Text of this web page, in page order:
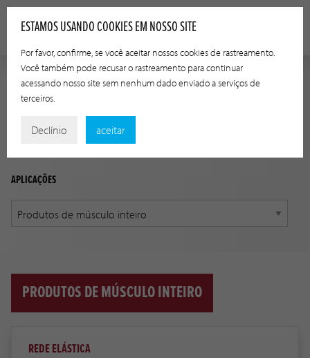
GUIA DE APLICAÇÃO
Encontre o produto correto para sua aplicação, usando as
APLICAÇÕES
PRODUTOS DE MÚSCULO INTEIRO
REDE ELÁSTICA
ESTAMOS USANDO COOKIES EM NOSSO SITE
Por favor, confirme, se você aceitar nossos cookies de rastreamento.
Você também pode recusar o rastreamento para continuar
acessando nosso site sem nenhum dado enviado a serviços de
terceiros.
Declínio aceitar